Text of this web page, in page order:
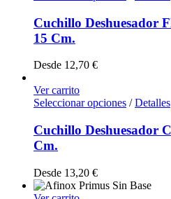
Cuchillo Deshuesador
15 Cm.
Desde 12,70 €
Ver carrito
Seleccionar opciones / Detalles
Cuchillo Deshuesador
Cm.
Desde 13,20 €